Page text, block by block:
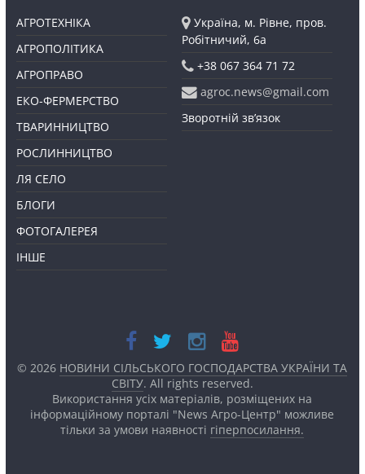
АГРОТЕХНІКА
АГРОПОЛІТИКА
АГРОПРАВО
ЕКО-ФЕРМЕРСТВО
ТВАРИННИЦТВО
РОСЛИННИЦТВО
ЛЯ СЕЛО
БЛОГИ
ФОТОГАЛЕРЕЯ
ІНШЕ
Україна, м. Рівне, пров.
Робітничий, 6а
+38 067 364 71 72
agroc.news@gmail.com
Зворотній зв’язок
© 2026 НОВИНИ СІЛЬСЬКОГО ГОСПОДАРСТВА УКРАЇНИ ТА
СВІТУ. All rights reserved.
Використання усіх матеріалів, розміщених на
інформаційному порталі "News Агро-Центр" можливе
тільки за умови наявності гіперпосилання.